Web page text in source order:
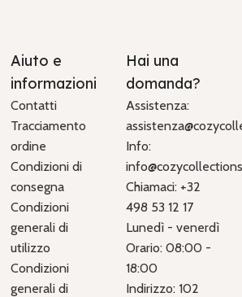
Aiuto e
informazioni
Contatti
Tracciamento
ordine
Condizioni di
consegna
Condizioni
generali di
utilizzo
Condizioni
generali di
Hai una
domanda?
Assistenza:
Info:
Chiamaci: +32
498 53 12 17
Lunedì - venerdì
Orario: 08:00 -
18:00
Indirizzo: 102